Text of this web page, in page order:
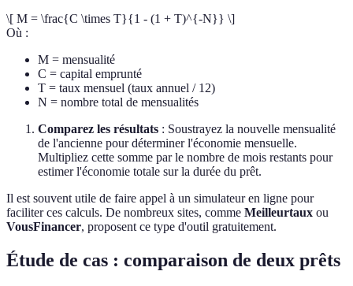
\[ M = \frac{C \times T}{1 - (1 + T)^{-N}} \]
Où :
M = mensualité
C = capital emprunté
T = taux mensuel (taux annuel / 12)
N = nombre total de mensualités
Comparez les résultats : Soustrayez la nouvelle mensualité
de l'ancienne pour déterminer l'économie mensuelle.
Multipliez cette somme par le nombre de mois restants pour
estimer l'économie totale sur la durée du prêt.
Il est souvent utile de faire appel à un simulateur en ligne pour
faciliter ces calculs. De nombreux sites, comme Meilleurtaux ou
VousFinancer, proposent ce type d'outil gratuitement.
Étude de cas : comparaison de deux prêts